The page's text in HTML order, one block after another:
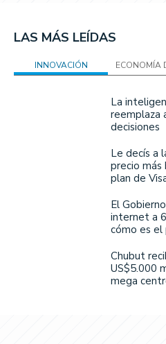
LAS MÁS LEÍDAS
INNOVACIÓN ECONOMÍA
La
reemplaza
decisiones
Le decís a
precio más
plan de
El
internet a
cómo es
Chubut
US$5.000
mega